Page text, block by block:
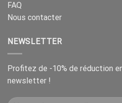
FAQ
Nous contacter
NEWSLETTER
Profitez de -10% de réduction
newsletter !